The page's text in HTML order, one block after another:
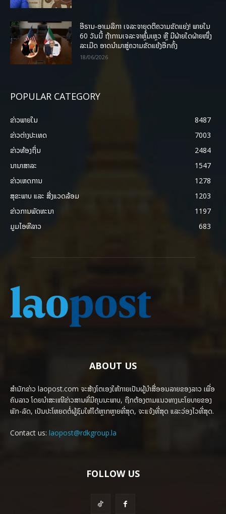
ອີຣານ-ອາເມລິກາ ເຈລະຈາຍຸດຕິຄວາມຂັດແຍ່ງ! ພາຍໃນ
60 ວັນນີ້ ຖ້າການເຈລະຈາຫຼົ້ມເຫຼວ ຫຼື ມີຝ່າຍໃດຝ່າຍໜຶ່ງ
ລະເມີດ ອາດນໍາມາສູ່ຄວາມຂັດແຍ້ງອີກຄັ້ງ
18/06/2026
POPULAR CATEGORY
ຂ່າວພາຍ​ໃນ
8487
ຂ່າວຕ່າງປະເທດ
7003
ຂ່າວທ້ອງຖິ່ນ
2484
ນານາສາລະ
1547
ຂ່າວເຫດການ
1278
ສຸຂະພາບ ແລະ ສີ່ງແວດລ້ອມ
1203
ຂ່າວການພັດທະນາ
1197
ມູມໄອທີລາວ
683
ABOUT US
ສຳນັກຂ່າວ laopost.com ຈະສ້າງໂຕເອງໃຫ້ກາຍເປັນຜູ້ນຳສື່ອອນລາຍຂອງລາວ ເພື່ອ
ຄົນລາວ ໂດຍນຳສະເໜີຂ່າວສານທີ່ມີຄຸນນະພາບ, ຖືກຕ້ອງຕາມແນວທາງນະໂຍບາຍຂອງ
ພັກ-ລັດ, ເປັນປະໂຫຍດຕໍ່ຜູ້ຊົມໃຫ້ໄດ້ຫຼາກຫຼາຍທີ່ສຸດ, ຈະແຈ້ງທີ່ສຸດ ແລະວ່ອງໄວທີ່ສຸດ.
Contact us: laopost@rdkgroup.la
FOLLOW US